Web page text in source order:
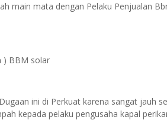
main mata dengan Pelaku Penjualan
) BBM solar
ini di Perkuat karena sangat jauh
kepada pelaku pengusaha kapal